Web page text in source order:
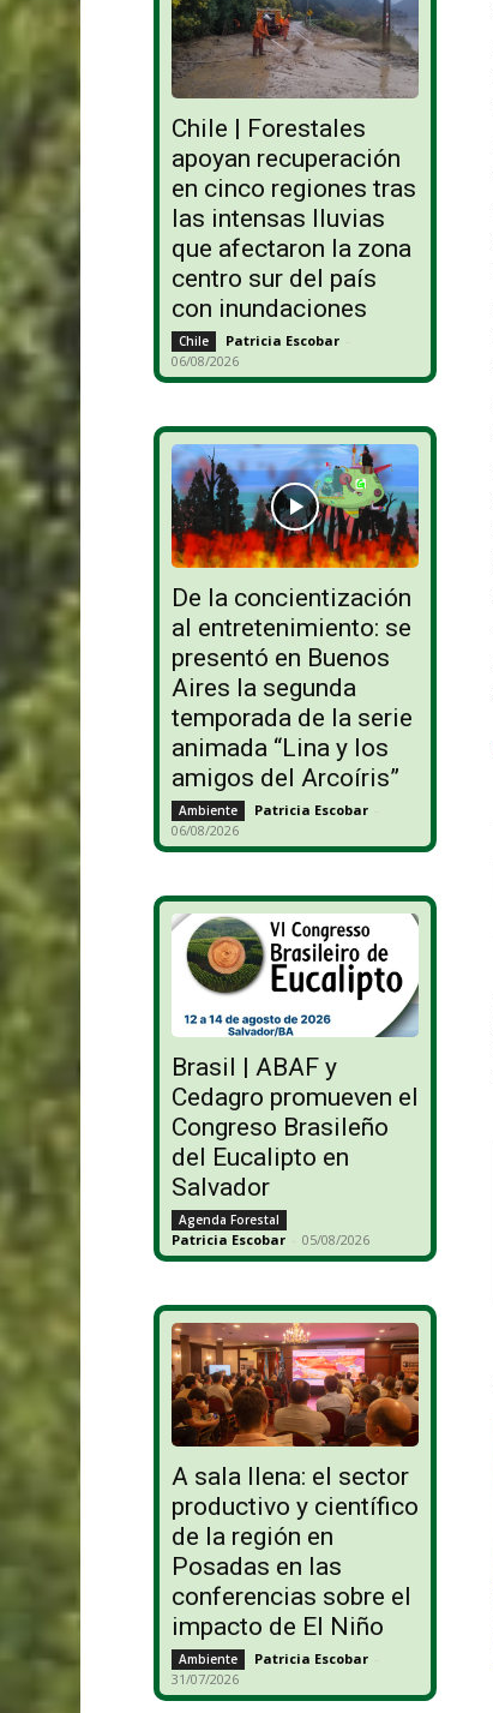
Chile | Forestales
apoyan recuperación
en cinco regiones tras
las intensas lluvias
que afectaron la zona
centro sur del país
con inundaciones
Chile Patricia Escobar -
06/08/2026
De la concientización
al entretenimiento: se
presentó en Buenos
Aires la segunda
temporada de la serie
animada “Lina y los
amigos del Arcoíris”
Ambiente Patricia Escobar -
06/08/2026
Brasil | ABAF y
Cedagro promueven el
Congreso Brasileño
del Eucalipto en
Salvador
Agenda Forestal
Patricia Escobar - 05/08/2026
A sala llena: el sector
productivo y científico
de la región en
Posadas en las
conferencias sobre el
impacto de El Niño
Ambiente Patricia Escobar -
31/07/2026